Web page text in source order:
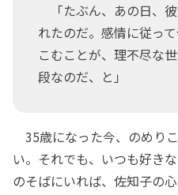
「たぶん、あの日、
れたのだ。感情に従っ
こむことが、理不尽な
段なのだ、と」
35歳になった今、のめり
い。それでも、いつも好き
のそばにいれば、佐知子の